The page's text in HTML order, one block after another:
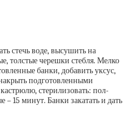
стечь воде, высушить на
толстые черешки стебля. Мелко
банки, добавить уксус,
подготовленными
стерилизовать: пол-
15 минут. Банки закатать и дать